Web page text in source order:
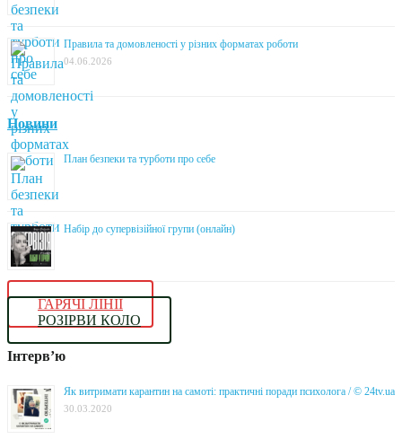
Правила та домовленості у різних форматах роботи
04.06.2026
Новини
План безпеки та турботи про себе
Набір до супервізійної групи (онлайн)
ГАРЯЧІ ЛІНІЇ
РОЗІРВИ КОЛО
Інтерв’ю
Як витримати карантин на самоті: практичні поради психолога / © 24tv.ua
30.03.2020